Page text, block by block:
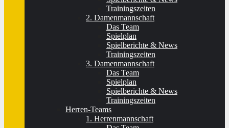
Trainingszeiten
2. Damenmannschaft
Das Team
Spielplan
Spielberichte & News
Trainingszeiten
3. Damenmannschaft
Das Team
Spielplan
Spielberichte & News
Trainingszeiten
Herren-Teams
1. Herrenmannschaft